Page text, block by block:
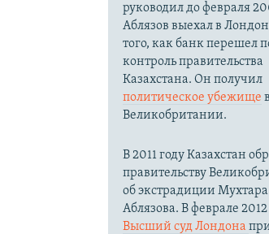
руководил до февраля
Аблязов выехал в
того, как банк перешел
контроль правительства
Казахстана. Он получил
политическое убежище в
Великобритании.
В 2011 году Казахстан
правительству
об экстрадиции Мухтара
Аблязова. В феврале 2012
Высший суд Лондона